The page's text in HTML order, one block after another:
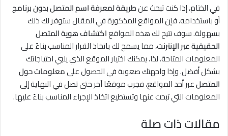
في الختام، إذا كنت تبحث عنطريقة لمعرفة اسم المتصل بدون برنامج
أو باستخدامه، فإن المواقع المذكورة في المقال ستوفر لك ذلك
بسهولة. سوف تتيح لك هذه المواقعاكتشاف هوية المتصل
الحقيقية عبر الإنترنت، مما يسمح لك باتخاذ القرار المناسب بناءً على
المعلومات المتاحة. لذا، يمكنك اختيار الموقع الذي يلبي احتياجاتك
بشكل أفضل. وإذا واجهتك صعوبة في الحصول علىمعلومات حول
المتصلعبر أحد المواقع، فجرب موقعًا آخر حتى تصل في النهاية إلى
المعلومات التي تبحث عنها وتستطيع اتخاذ الإجراء المناسب بناءً عليها.
مقالات ذات صلة